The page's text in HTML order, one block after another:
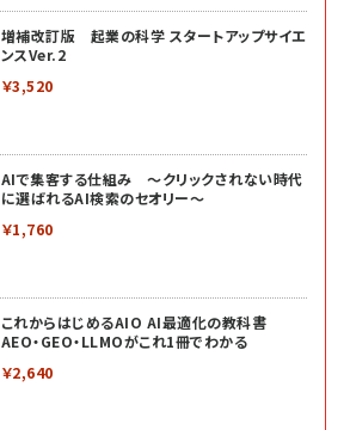
増補改訂版 起業の科学 スタートアップサイエ
ンスVer.2
￥3,520
AIで集客する仕組み ～クリックされない時代
に選ばれるAI検索のセオリー～
￥1,760
これからはじめるAIO AI最適化の教科書
AEO・GEO・LLMOがこれ1冊でわかる
￥2,640